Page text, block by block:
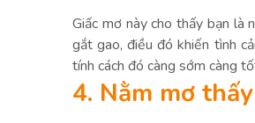
Giấc mơ này cho thấy bạn là
gắt gao, điều đó khiến tình
tính cách đó càng sớm càng
4. Nằm mơ